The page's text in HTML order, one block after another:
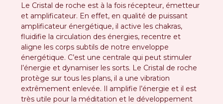
Le Cristal de roche est à la fois récepteur, émetteur
et amplificateur. En effet, en qualité de puissant
amplificateur énergétique, il active les chakras,
fluidifie la circulation des énergies, recentre et
aligne les corps subtils de notre enveloppe
énergétique. C’est une centrale qui peut stimuler
l’énergie et dynamiser les sorts. Le Cristal de roche
protège sur tous les plans, il a une vibration
extrêmement enlevée. Il amplifie l’énergie et il est
très utile pour la méditation et le développement